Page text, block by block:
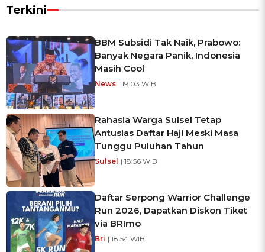
Terkini
BBM Subsidi Tak Naik, Prabowo:
Banyak Negara Panik, Indonesia
Masih Cool
News | 19:03 WIB
Rahasia Warga Sulsel Tetap
Antusias Daftar Haji Meski Masa
Tunggu Puluhan Tahun
Sulsel | 18:56 WIB
Daftar Serpong Warrior Challenge
Run 2026, Dapatkan Diskon Tiket
via BRImo
Bri | 18:54 WIB